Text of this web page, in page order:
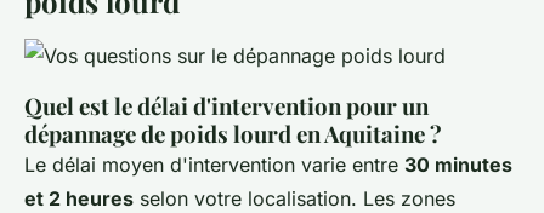
Quel est le délai d'intervention pour un
dépannage de poids lourd en Aquitaine ?
Le délai moyen d'intervention varie entre 30 minutes
et 2 heures selon votre localisation. Les zones